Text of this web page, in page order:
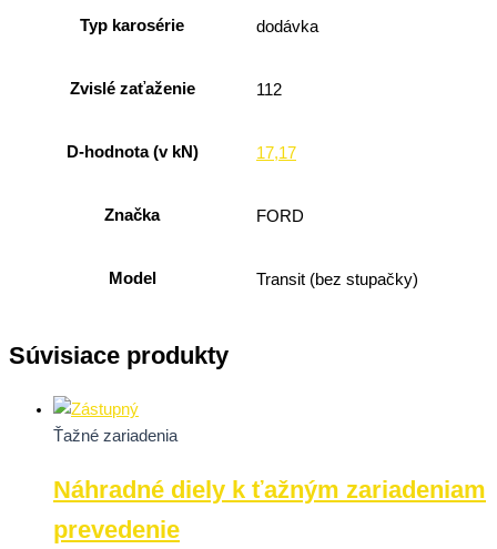
Typ karosérie dodávka
Zvislé zaťaženie 112
D-hodnota (v kN) 17,17
Značka FORD
Model Transit (bez stupačky)
Súvisiace produkty
Ťažné zariadenia
Náhradné diely k ťažným zariadeniam
prevedenie